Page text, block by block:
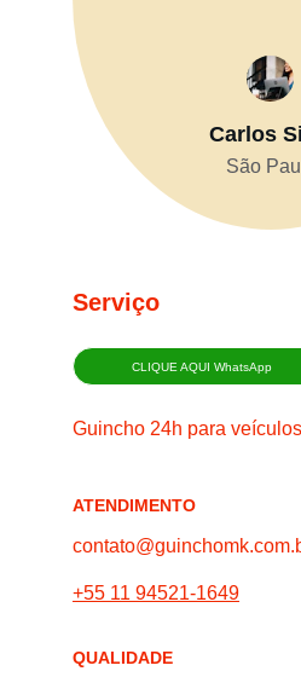
Carlos
São
Serviço
Guincho 24h para
ATENDIMENTO
QUALIDADE
+55 11 94521-1649
CLIQUE AQUI WhatsApp